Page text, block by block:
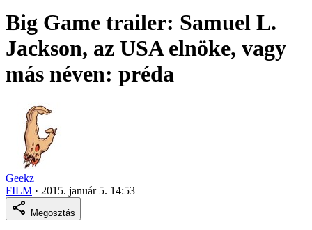
Big Game trailer: Samuel L.
Jackson, az USA elnöke, vagy
más néven: préda
Geekz
FILM · 2015. január 5. 14:53
Megosztás